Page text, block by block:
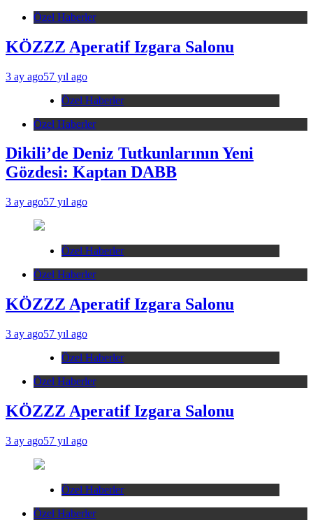
Özel Haberler
KÖZZZ Aperatif Izgara Salonu
3 ay ago57 yıl ago
Özel Haberler
Özel Haberler
Dikili’de Deniz Tutkunlarının Yeni
Gözdesi: Kaptan DABB
3 ay ago57 yıl ago
Özel Haberler
Özel Haberler
KÖZZZ Aperatif Izgara Salonu
3 ay ago57 yıl ago
Özel Haberler
Özel Haberler
KÖZZZ Aperatif Izgara Salonu
3 ay ago57 yıl ago
Özel Haberler
Özel Haberler